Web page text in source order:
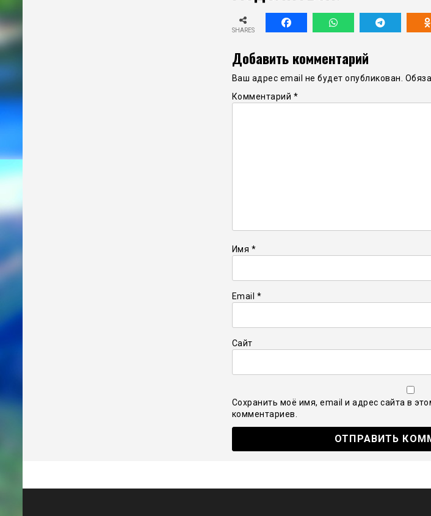
SHARES
Добавить комментарий
Ваш адрес email не будет опубликован.
Комментарий *
Имя *
Email *
Сайт
Сохранить моё имя, email и адрес сайта в
комментариев.